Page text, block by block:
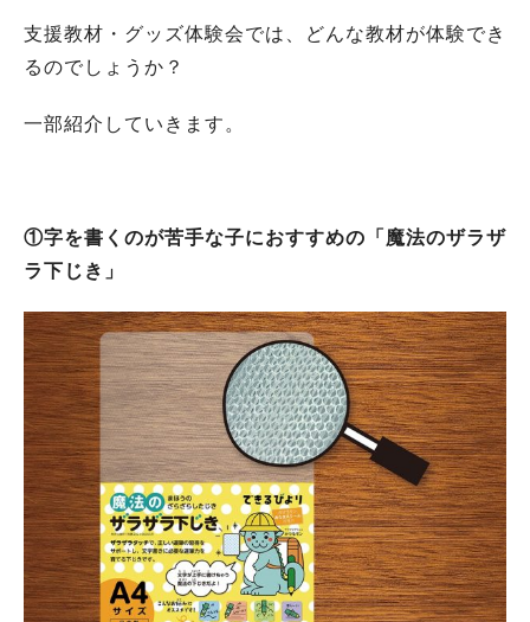
支援教材・グッズ体験会では、どんな教材が体験でき
るのでしょうか？
一部紹介していきます。
①字を書くのが苦手な子におすすめの「魔法のザラザ
ラ下じき」